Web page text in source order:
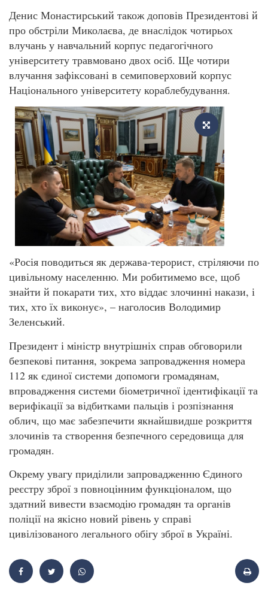
Денис Монастирський також доповів Президентові й
про обстріли Миколаєва, де внаслідок чотирьох
влучань у навчальний корпус педагогічного
університету травмовано двох осіб. Ще чотири
влучання зафіксовані в семиповерховий корпус
Національного університету кораблебудування.
«Росія поводиться як держава-терорист, стріляючи по
цивільному населенню. Ми робитимемо все, щоб
знайти й покарати тих, хто віддає злочинні накази, і
тих, хто їх виконує», – наголосив Володимир
Зеленський.
Президент і міністр внутрішніх справ обговорили
безпекові питання, зокрема запровадження номера
112 як єдиної системи допомоги громадянам,
впровадження системи біометричної ідентифікації та
верифікації за відбитками пальців і розпізнання
облич, що має забезпечити якнайшвидше розкриття
злочинів та створення безпечного середовища для
громадян.
Окрему увагу приділили запровадженню Єдиного
реєстру зброї з повноцінним функціоналом, що
здатний вивести взаємодію громадян та органів
поліції на якісно новий рівень у справі
цивілізованого легального обігу зброї в Україні.